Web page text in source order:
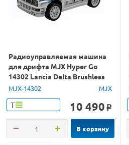
Радиоуправляемая машина
для дрифта MJX Hyper Go
14302 Lancia Delta Brushless
4WD 2.4G LED 1/14 RTR
MJX-14302 MJX
Т 10 490 o
В корзину